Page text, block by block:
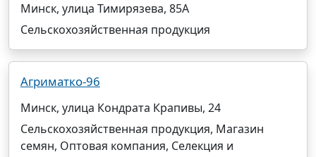
Минск, улица Тимирязева, 85А
Сельскохозяйственная продукция
Агриматко-96
Минск, улица Кондрата Крапивы, 24
Сельскохозяйственная продукция, Магазин
семян, Оптовая компания, Селекция и